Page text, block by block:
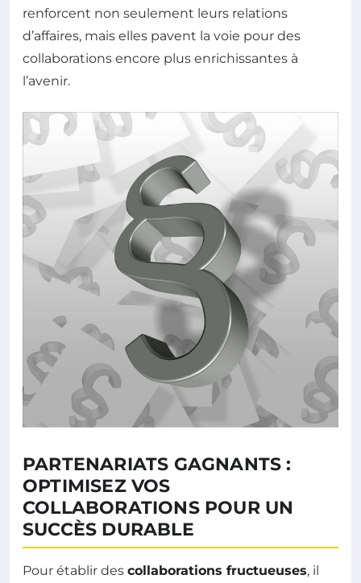
renforcent non seulement leurs relations
d’affaires, mais elles pavent la voie pour des
collaborations encore plus enrichissantes à
l’avenir.
PARTENARIATS GAGNANTS :
OPTIMISEZ VOS
COLLABORATIONS POUR UN
SUCCÈS DURABLE
Pour établir des collaborations fructueuses, il